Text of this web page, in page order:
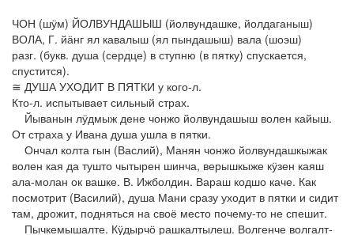
ЧОН (шӱм) ЙОЛВУНДАШЫШ (йолвундашке, йолдаганыш)
ВОЛА, Г. йӓнг ял кавалыш (ял пындашыш) вала (шоэш)
разг. (букв. душа (сердце) в ступню (в пятку) спускается,
спустится).
≅ ДУША УХОДИТ В ПЯТКИ у кого-л.
Кто-л. испытывает сильный страх.
Йыванын лӱдмыж дене чонжо йолвундашыш волен кайыш.
От страха у Ивана душа ушла в пятки.
Ончал колта гын (Васлий), Манян чонжо йолвундашкыжак
волен кая да тушто чытырен шинча, верышкыже кӱзен каяш
ала-молан ок вашке. В. Ижболдин. Вараш кодшо каче. Как
посмотрит (Василий), душа Мани сразу уходит в пятки и сидит
там, дрожит, подняться на своё место почему-то не спешит.
Пычкемышалте. Кӱдырчӧ рашкалтылеш. Волгенче волгалт-